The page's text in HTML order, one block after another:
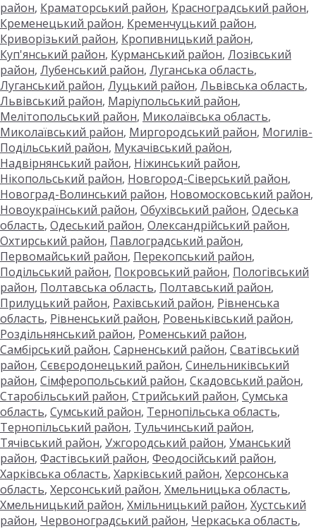
район, Краматорський район, Красноградський район,
Кременецький район, Кременчуцький район,
Криворізький район, Кропивницький район,
Куп'янський район, Курманський район, Лозівський
район, Лубенський район, Луганська область,
Луганський район, Луцький район, Львівська область,
Львівський район, Маріупольський район,
Мелітопольський район, Миколаївська область,
Миколаївський район, Миргородський район, Могилів-
Подільський район, Мукачівський район,
Надвірнянський район, Ніжинський район,
Нікопольський район, Новгород-Сіверський район,
Новоград-Волинський район, Новомосковський район,
Новоукраїнський район, Обухівський район, Одеська
область, Одеський район, Олександрійський район,
Охтирський район, Павлоградський район,
Первомайський район, Перекопський район,
Подільський район, Покровський район, Пологівський
район, Полтавська область, Полтавський район,
Прилуцький район, Рахівський район, Рівненська
область, Рівненський район, Ровеньківський район,
Роздільнянський район, Роменський район,
Самбірський район, Сарненський район, Сватівський
район, Сєвєродонецький район, Синельниківський
район, Сімферопольський район, Скадовський район,
Старобільський район, Стрийський район, Сумська
область, Сумський район, Тернопільська область,
Тернопільський район, Тульчинський район,
Тячівський район, Ужгородський район, Уманський
район, Фастівський район, Феодосійський район,
Харківська область, Харківський район, Херсонська
область, Херсонський район, Хмельницька область,
Хмельницький район, Хмільницький район, Хустський
район, Червоноградський район, Черкаська область,